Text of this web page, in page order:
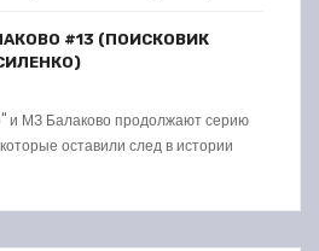
#13 (ПОИСКОВИК
и МЗ Балаково продолжают серию
оставили след в истории